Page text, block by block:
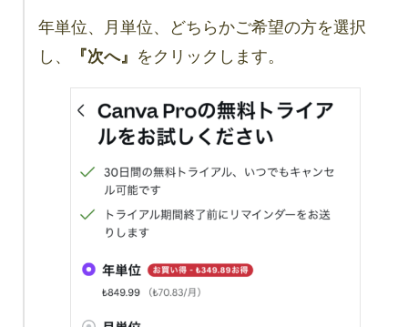
年単位、月単位、どちらかご希望の方を選択
し、
『次へ』 をクリックします。